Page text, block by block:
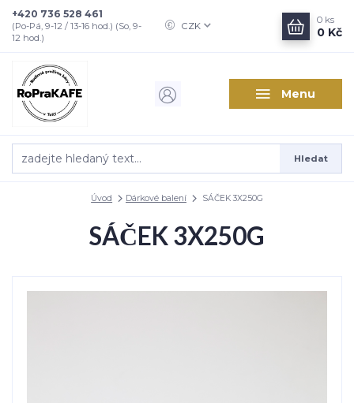
Menu
CZK
Hledat
+420 736 528 461
(Po-Pá, 9-12 / 13-16 hod.) (So, 9-
12 hod.)
0 ks
0 Kč
Úvod Dárkové balení SÁČEK 3X250G
SÁČEK 3X250G